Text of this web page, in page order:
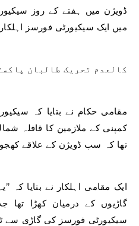
ڈویژن میں ہفتے کے روز
کالعدم تحریک طالبان
مقامی حکام نے بتایا کہ
کمپنی کے ملازمین کا قافلہ
تھا کہ سب ڈویژن کے علاقے
ایک مقامی اہلکار نے بتایا کہ
گاڑیوں کے درمیان کھڑا تھا
سیکیورٹی فورسز کی گاڑی سے